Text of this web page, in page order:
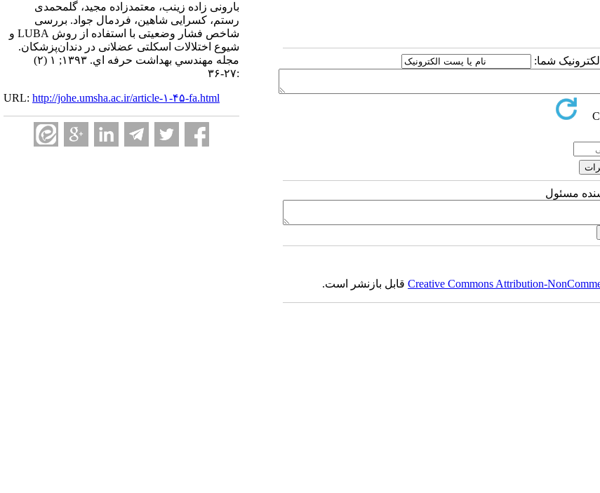
بارونی زاده زینب، معتمدزاده مجید، گلمحمدی
رستم، کسرایی شاهین، فردمال جواد. بررسی
شاخص فشار وضعیتی با استفاده از روش LUBA و
شیوع اختلالات اسکلتی عضلانی در دندان‌پزشکان.
مجله مهندسي بهداشت حرفه اي. ۱۳۹۳; ۱ (۲)
:۲۷-۳۶
URL: http://johe.umsha.ac.ir/article-۱-۴۵-fa.html
شما:
مسئول
Creative Commons Attribution-قابل بازنشر است.